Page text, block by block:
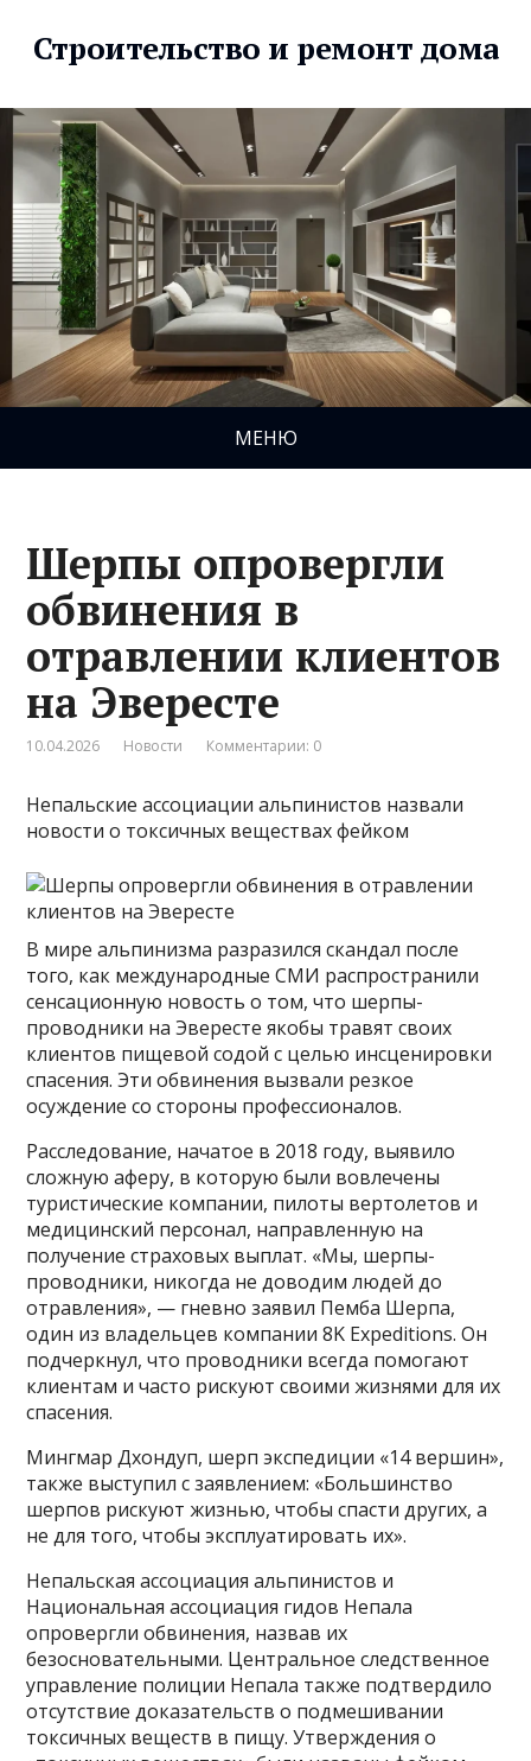
Строительство и ремонт дома
МЕНЮ
Шерпы опровергли
обвинения в
отравлении клиентов
на Эвересте
10.04.2026 Новости Комментарии: 0
Непальские ассоциации альпинистов назвали
новости о токсичных веществах фейком
В мире альпинизма разразился скандал после
того, как международные СМИ распространили
сенсационную новость о том, что шерпы-
проводники на Эвересте якобы травят своих
клиентов пищевой содой с целью инсценировки
спасения. Эти обвинения вызвали резкое
осуждение со стороны профессионалов.
Расследование, начатое в 2018 году, выявило
сложную аферу, в которую были вовлечены
туристические компании, пилоты вертолетов и
медицинский персонал, направленную на
получение страховых выплат. «Мы, шерпы-
проводники, никогда не доводим людей до
отравления», — гневно заявил Пемба Шерпа,
один из владельцев компании 8K Expeditions. Он
подчеркнул, что проводники всегда помогают
клиентам и часто рискуют своими жизнями для их
спасения.
Мингмар Дхондуп, шерп экспедиции «14 вершин»,
также выступил с заявлением: «Большинство
шерпов рискуют жизнью, чтобы спасти других, а
не для того, чтобы эксплуатировать их».
Непальская ассоциация альпинистов и
Национальная ассоциация гидов Непала
опровергли обвинения, назвав их
безосновательными. Центральное следственное
управление полиции Непала также подтвердило
отсутствие доказательств о подмешивании
токсичных веществ в пищу. Утверждения о